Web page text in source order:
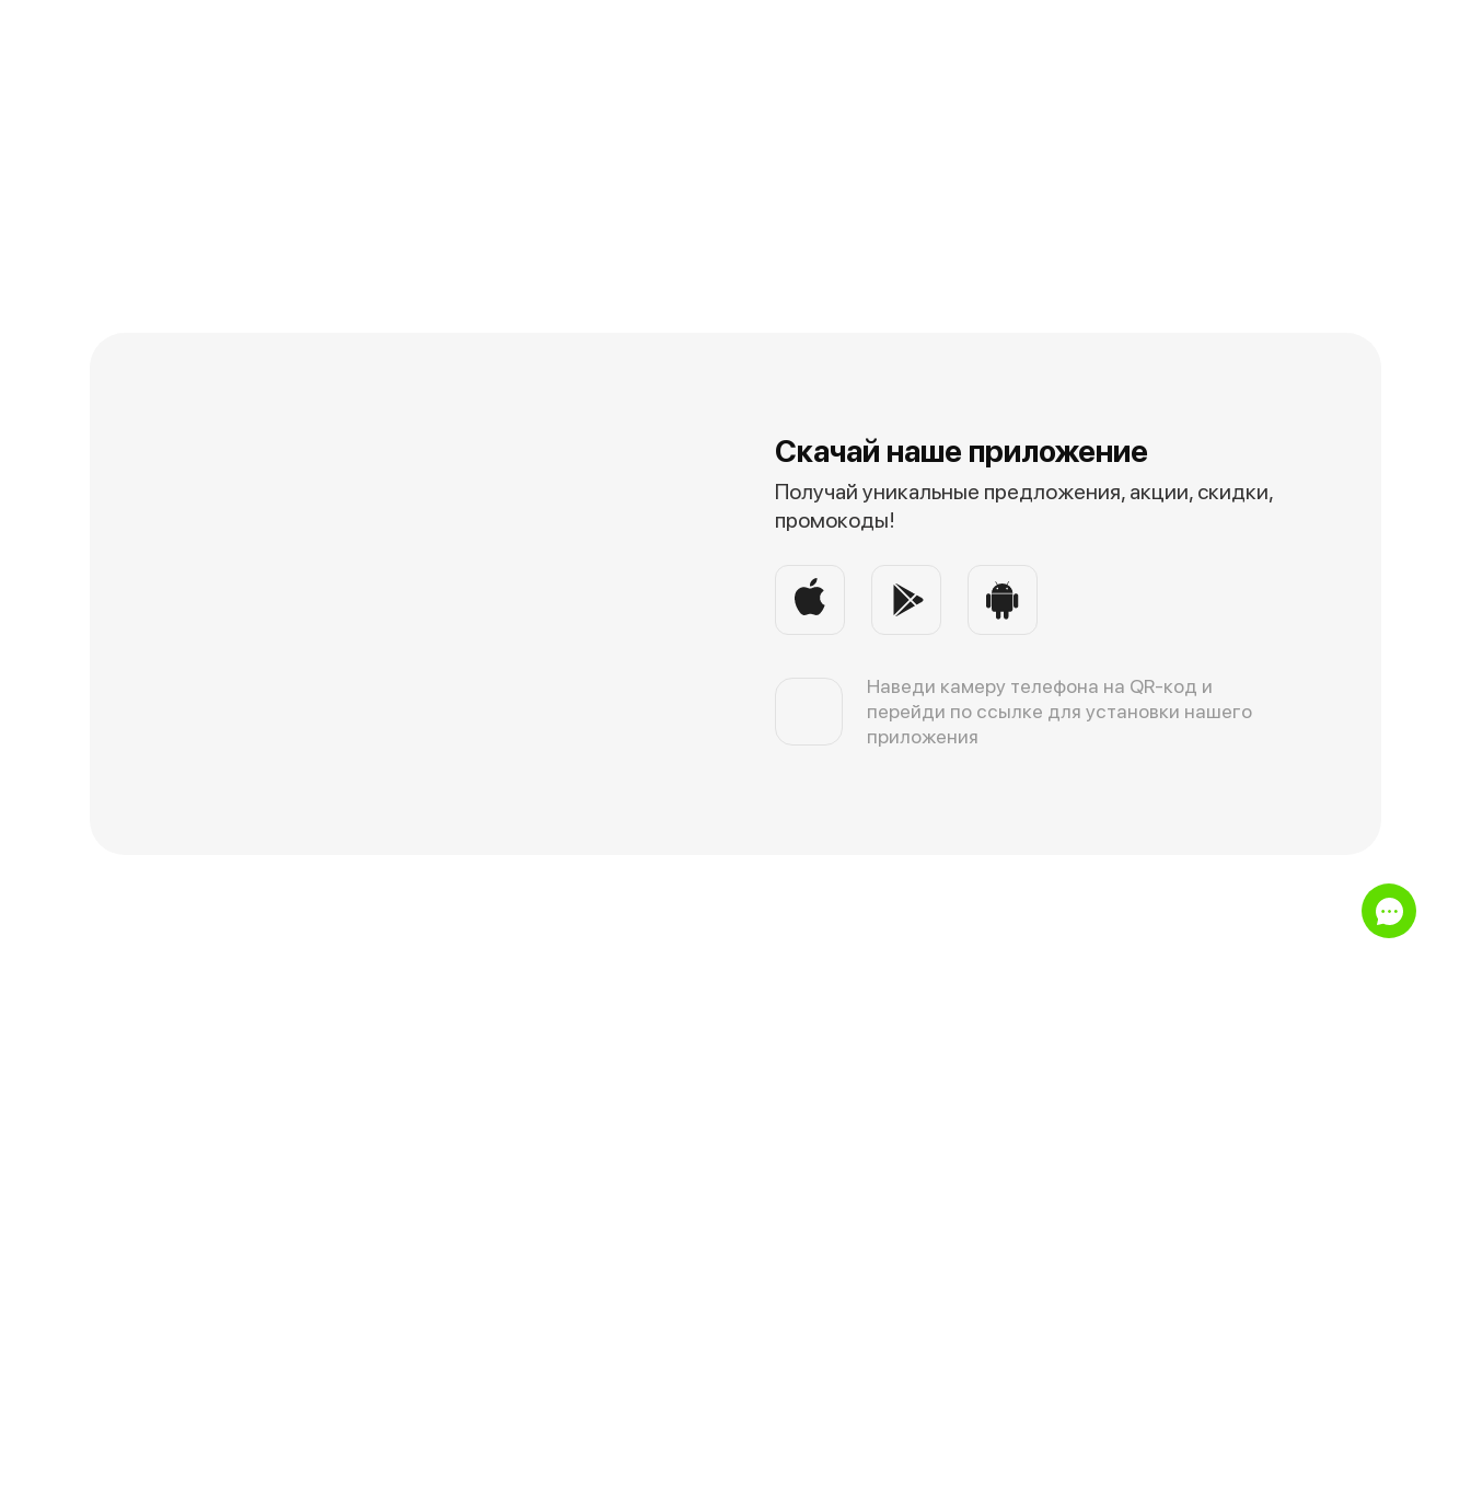
Скачай наше приложение
Получай уникальные предложения, акции, скидки,
промокоды!
Наведи камеру телефона на QR-код и
перейди по ссылке для установки нашего
приложения